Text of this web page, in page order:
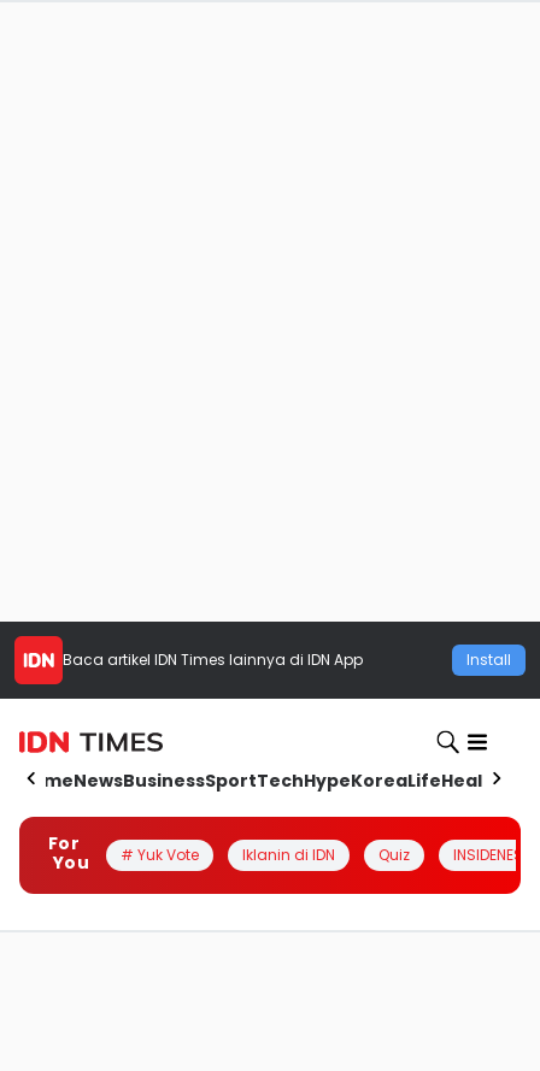
Baca artikel IDN Times lainnya di IDN App Install
HomeNewsBusinessSportTechHypeKoreaLifeHealth
For
You
# Yuk Vote Iklanin di IDN Quiz INSIDENESIA